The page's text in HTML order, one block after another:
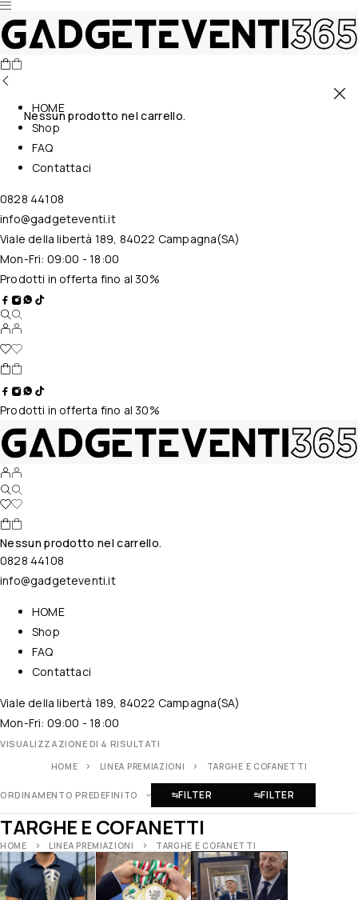
Nessun prodotto nel carrello.
HOME
Shop
FAQ
Contattaci
0828 44108
info@gadgeteventi.it
Viale della libertà 189, 84022 Campagna(SA)
Mon-Fri: 09:00 - 18:00
Prodotti in offerta fino al 30%
Prodotti in offerta fino al 30%
Nessun prodotto nel carrello.
0828 44108
info@gadgeteventi.it
HOME
Shop
FAQ
Contattaci
Viale della libertà 189, 84022 Campagna(SA)
Mon-Fri: 09:00 - 18:00
VISUALIZZAZIONE DI 4 RISULTATI
HOME LINEA PREMIAZIONI TARGHE E COFANETTI
ORDINAMENTO PREDEFINITO FILTER FILTER
TARGHE E COFANETTI
HOME LINEA PREMIAZIONI TARGHE E COFANETTI